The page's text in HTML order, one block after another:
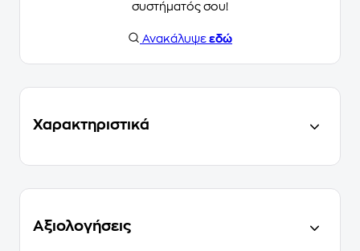
συστήματός σου!
Ανακάλυψε εδώ
Χαρακτηριστικά
Αξιολογήσεις